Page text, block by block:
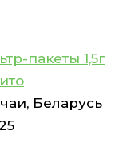
пакеты 1,5г
Беларусь